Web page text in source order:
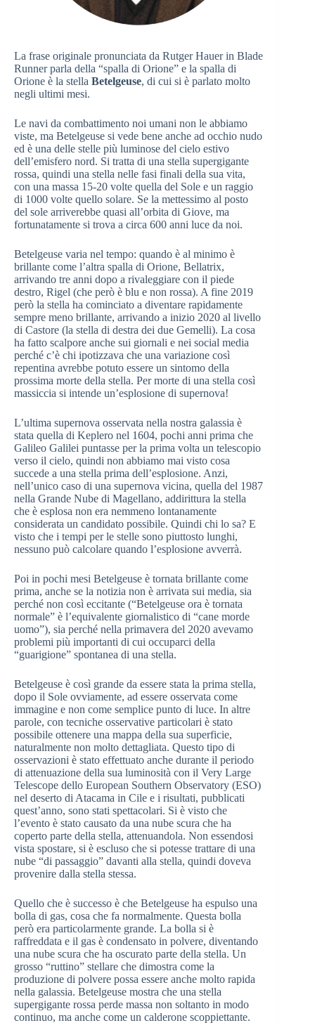
La frase originale pronunciata da Rutger Hauer in Blade
Runner parla della “spalla di Orione” e la spalla di
Orione è la stella Betelgeuse, di cui si è parlato molto
negli ultimi mesi.
Le navi da combattimento noi umani non le abbiamo
viste, ma Betelgeuse si vede bene anche ad occhio nudo
ed è una delle stelle più luminose del cielo estivo
dell’emisfero nord. Si tratta di una stella supergigante
rossa, quindi una stella nelle fasi finali della sua vita,
con una massa 15-20 volte quella del Sole e un raggio
di 1000 volte quello solare. Se la mettessimo al posto
del sole arriverebbe quasi all’orbita di Giove, ma
fortunatamente si trova a circa 600 anni luce da noi.
Betelgeuse varia nel tempo: quando è al minimo è
brillante come l’altra spalla di Orione, Bellatrix,
arrivando tre anni dopo a rivaleggiare con il piede
destro, Rigel (che però è blu e non rossa). A fine 2019
però la stella ha cominciato a diventare rapidamente
sempre meno brillante, arrivando a inizio 2020 al livello
di Castore (la stella di destra dei due Gemelli). La cosa
ha fatto scalpore anche sui giornali e nei social media
perché c’è chi ipotizzava che una variazione così
repentina avrebbe potuto essere un sintomo della
prossima morte della stella. Per morte di una stella così
massiccia si intende un’esplosione di supernova!
L’ultima supernova osservata nella nostra galassia è
stata quella di Keplero nel 1604, pochi anni prima che
Galileo Galilei puntasse per la prima volta un telescopio
verso il cielo, quindi non abbiamo mai visto cosa
succede a una stella prima dell’esplosione. Anzi,
nell’unico caso di una supernova vicina, quella del 1987
nella Grande Nube di Magellano, addirittura la stella
che è esplosa non era nemmeno lontanamente
considerata un candidato possibile. Quindi chi lo sa? E
visto che i tempi per le stelle sono piuttosto lunghi,
nessuno può calcolare quando l’esplosione avverrà.
Poi in pochi mesi Betelgeuse è tornata brillante come
prima, anche se la notizia non è arrivata sui media, sia
perché non così eccitante (“Betelgeuse ora è tornata
normale” è l’equivalente giornalistico di “cane morde
uomo”), sia perché nella primavera del 2020 avevamo
problemi più importanti di cui occuparci della
“guarigione” spontanea di una stella.
Betelgeuse è così grande da essere stata la prima stella,
dopo il Sole ovviamente, ad essere osservata come
immagine e non come semplice punto di luce. In altre
parole, con tecniche osservative particolari è stato
possibile ottenere una mappa della sua superficie,
naturalmente non molto dettagliata. Questo tipo di
osservazioni è stato effettuato anche durante il periodo
di attenuazione della sua luminosità con il Very Large
Telescope dello European Southern Observatory (ESO)
nel deserto di Atacama in Cile e i risultati, pubblicati
quest’anno, sono stati spettacolari. Si è visto che
l’evento è stato causato da una nube scura che ha
coperto parte della stella, attenuandola. Non essendosi
vista spostare, si è escluso che si potesse trattare di una
nube “di passaggio” davanti alla stella, quindi doveva
provenire dalla stella stessa.
Quello che è successo è che Betelgeuse ha espulso una
bolla di gas, cosa che fa normalmente. Questa bolla
però era particolarmente grande. La bolla si è
raffreddata e il gas è condensato in polvere, diventando
una nube scura che ha oscurato parte della stella. Un
grosso “ruttino” stellare che dimostra come la
produzione di polvere possa essere anche molto rapida
nella galassia. Betelgeuse mostra che una stella
supergigante rossa perde massa non soltanto in modo
continuo, ma anche come un calderone scoppiettante.